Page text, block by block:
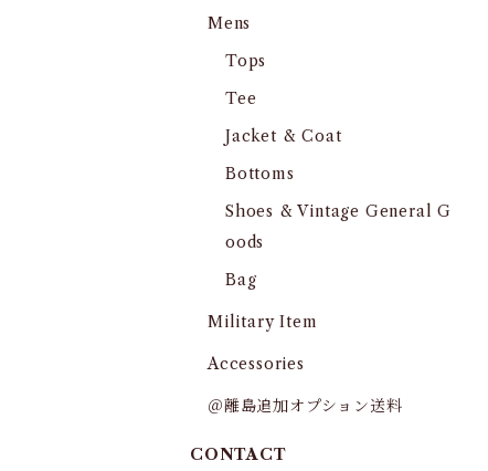
Mens
Tops
Tee
Jacket & Coat
Bottoms
Shoes & Vintage General G
oods
Bag
Military Item
Accessories
＠離島追加オプション送料
CONTACT